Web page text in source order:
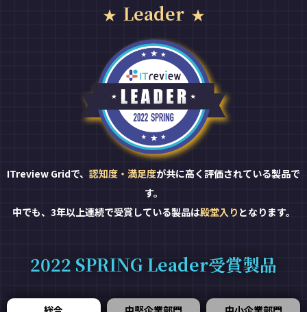
Leader
ITreview Gridで、 認知度・満足度が共に高く評価されている製品で
す。
中でも、3年以上連続で受賞している製品は殿堂入り となります。
2022 SPRING Leader受賞製品